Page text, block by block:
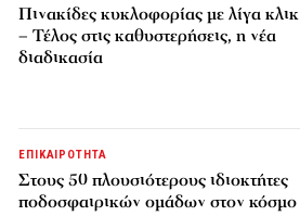
Πινακίδες κυκλοφορίας με λίγα κλικ
– Τέλος στις καθυστερήσεις, η νέα
διαδικασία
ΕΠΙΚΑΙΡΟΤΗΤΑ
Στους 50 πλουσιότερους ιδιοκτήτες
ποδοσφαιρικών ομάδων στον κόσμο